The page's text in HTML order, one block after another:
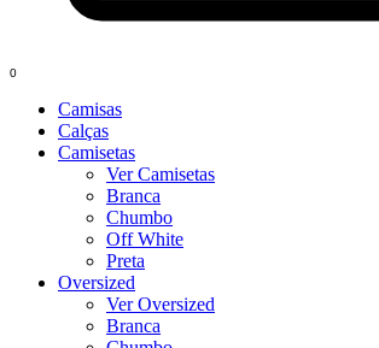
0
Camisas
Calças
Camisetas
Ver Camisetas
Branca
Chumbo
Off White
Preta
Oversized
Ver Oversized
Branca